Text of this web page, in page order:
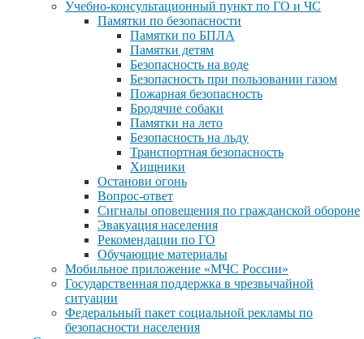
Учебно-консультационный пункт по ГО и ЧС
Памятки по безопасности
Памятки по БПЛА
Памятки детям
Безопасность на воде
Безопасность при пользовании газом
Пожарная безопасность
Бродячие собаки
Памятки на лето
Безопасность на льду
Транспортная безопасность
Хищники
Останови огонь
Вопрос-ответ
Сигналы оповещения по гражданской обороне
Эвакуация населения
Рекомендации по ГО
Обучающие материалы
Мобильное приложение «МЧС России»
Государственная поддержка в чрезвычайной
ситуации
Федеральный пакет социальной рекламы по
безопасности населения